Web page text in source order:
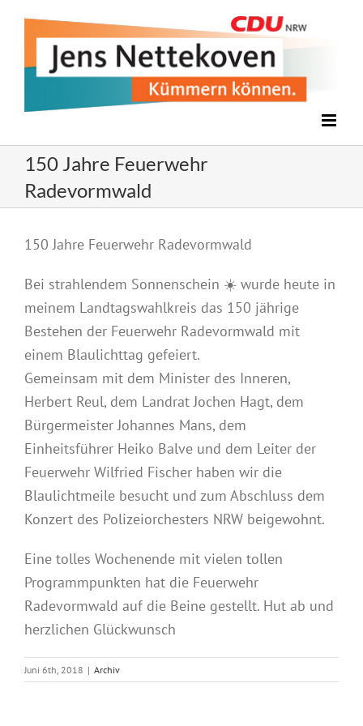
150 Jahre Feuerwehr
Radevormwald
grösseres
Bild
150 Jahre Feuerwehr Radevormwald
Bei strahlendem Sonnenschein ☀️ wurde heute in
meinem Landtagswahlkreis das 150 jährige
Bestehen der Feuerwehr Radevormwald mit
einem Blaulichttag gefeiert.
Gemeinsam mit dem Minister des Inneren,
Herbert Reul, dem Landrat Jochen Hagt, dem
Bürgermeister Johannes Mans, dem
Einheitsführer Heiko Balve und dem Leiter der
Feuerwehr Wilfried Fischer haben wir die
Blaulichtmeile besucht und zum Abschluss dem
Konzert des Polizeiorchesters NRW beigewohnt.
Eine tolles Wochenende mit vielen tollen
Programmpunkten hat die Feuerwehr
Radevormwald auf die Beine gestellt. Hut ab und
herzlichen Glückwunsch
Juni 6th, 2018 | Archiv